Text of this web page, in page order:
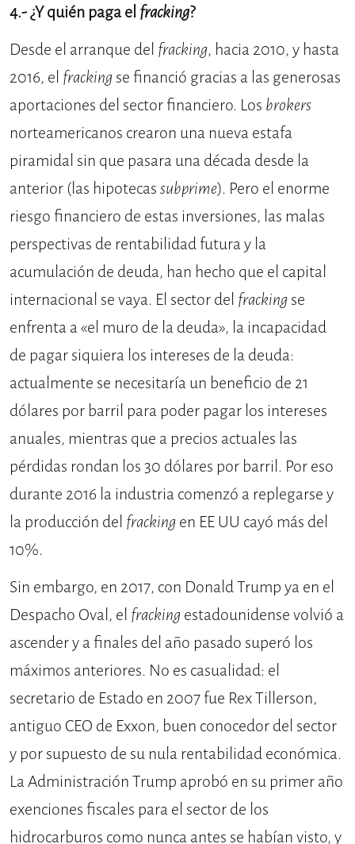
4.- ¿Y quién paga elfracking?
Desde el arranque del fracking, hacia 2010, y hasta
2016, el frackingse financió gracias a las generosas
aportaciones del sector financiero. Los brokers
norteamericanos crearon una nueva estafa
piramidal sin que pasara una década desde la
anterior (las hipotecassubprime). Pero el enorme
riesgo financiero de estas inversiones, las malas
perspectivas de rentabilidad futura y la
acumulación de deuda, han hecho que el capital
internacional se vaya. El sector del frackingse
enfrenta a «el muro de la deuda», la incapacidad
de pagar siquiera los intereses de la deuda:
actualmente se necesitaría un beneficio de 21
dólares por barril para poder pagar los intereses
anuales, mientras que a precios actuales las
pérdidas rondan los 30 dólares por barril. Por eso
durante 2016 la industria comenzó a replegarse y
la producción del frackingen EE UU cayó más del
10%.
Sin embargo, en 2017, con Donald Trump ya en el
Despacho Oval, el frackingestadounidense volvió a
ascender y a finales del año pasado superó los
máximos anteriores. No es casualidad: el
secretario de Estado en 2007 fue Rex Tillerson,
antiguo CEO de Exxon, buen conocedor del sector
y por supuesto de su nula rentabilidad económica.
La Administración Trump aprobó en su primer año
exenciones fiscales para el sector de los
hidrocarburos como nunca antes se habían visto, y